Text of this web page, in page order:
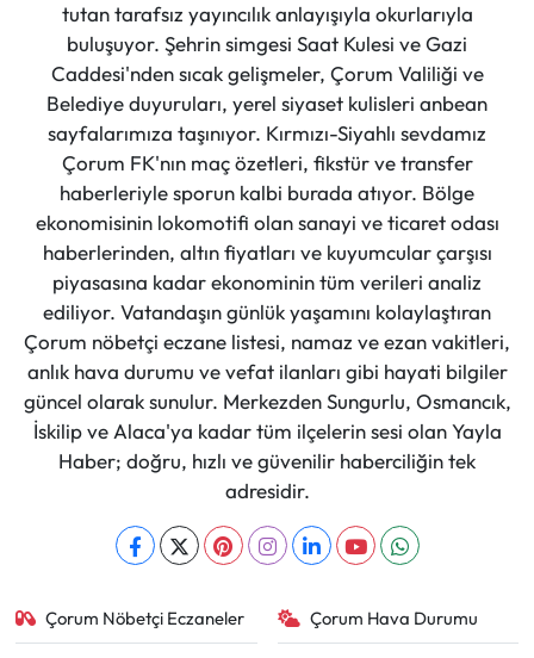
tutan tarafsız yayıncılık anlayışıyla okurlarıyla
buluşuyor. Şehrin simgesi Saat Kulesi ve Gazi
Caddesi'nden sıcak gelişmeler, Çorum Valiliği ve
Belediye duyuruları, yerel siyaset kulisleri anbean
sayfalarımıza taşınıyor. Kırmızı-Siyahlı sevdamız
Çorum FK'nın maç özetleri, fikstür ve transfer
haberleriyle sporun kalbi burada atıyor. Bölge
ekonomisinin lokomotifi olan sanayi ve ticaret odası
haberlerinden, altın fiyatları ve kuyumcular çarşısı
piyasasına kadar ekonominin tüm verileri analiz
ediliyor. Vatandaşın günlük yaşamını kolaylaştıran
Çorum nöbetçi eczane listesi, namaz ve ezan vakitleri,
anlık hava durumu ve vefat ilanları gibi hayati bilgiler
güncel olarak sunulur. Merkezden Sungurlu, Osmancık,
İskilip ve Alaca'ya kadar tüm ilçelerin sesi olan Yayla
Haber; doğru, hızlı ve güvenilir haberciliğin tek
adresidir.
Çorum Nöbetçi Eczaneler Çorum Hava Durumu